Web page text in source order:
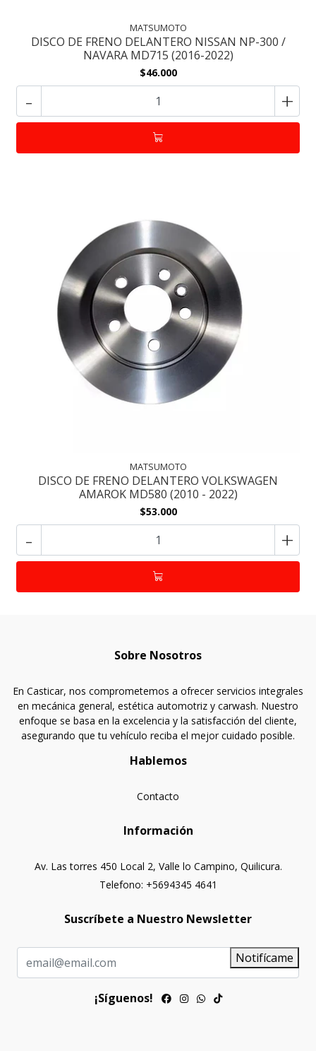
MATSUMOTO
DISCO DE FRENO DELANTERO NISSAN NP-300 /
NAVARA MD715 (2016-2022)
$46.000
- +
MATSUMOTO
DISCO DE FRENO DELANTERO VOLKSWAGEN
AMAROK MD580 (2010 - 2022)
$53.000
- +
Sobre Nosotros
En Casticar, nos comprometemos a ofrecer servicios integrales
en mecánica general, estética automotriz y carwash. Nuestro
enfoque se basa en la excelencia y la satisfacción del cliente,
asegurando que tu vehículo reciba el mejor cuidado posible.
Hablemos
Contacto
Información
Av. Las torres 450 Local 2, Valle lo Campino, Quilicura.
Telefono: +5694345 4641
Suscríbete a Nuestro Newsletter
Notifícame
¡Síguenos!